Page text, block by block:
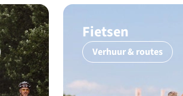
Fietsen
Verhuur & routes